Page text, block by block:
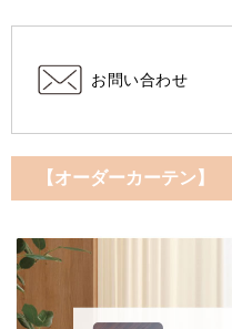
お問い合わせ
【オーダーカーテン】